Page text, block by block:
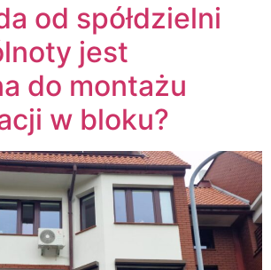
od spółdzielni
jest
do montażu
w bloku?